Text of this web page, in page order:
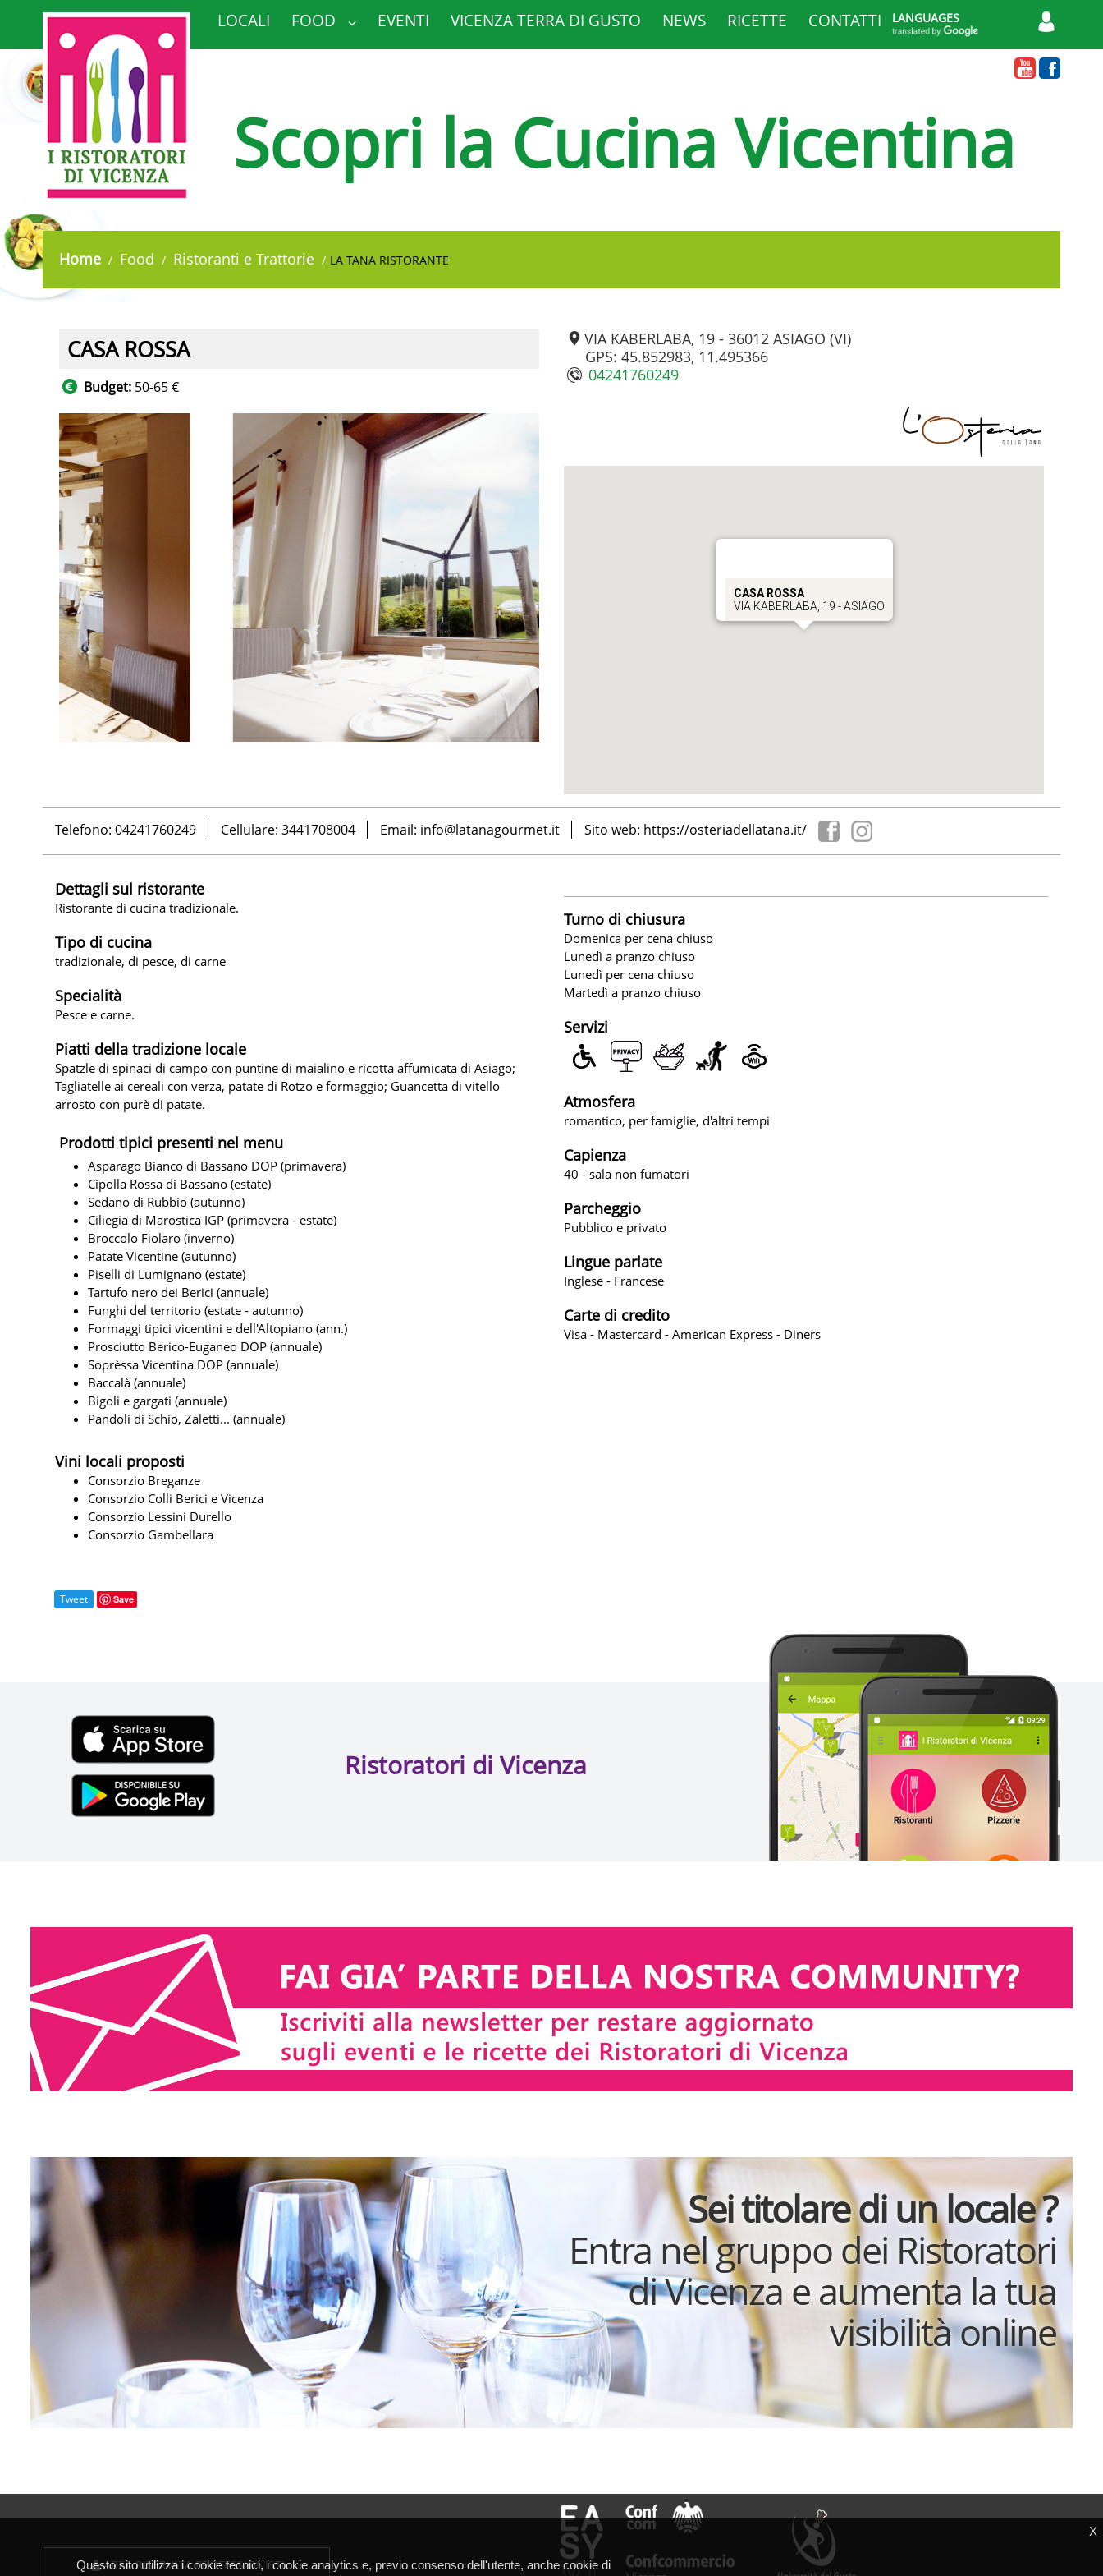
X
Questo sito utilizza i cookie tecnici, i cookie analytics e, previo consenso dell'utente, anche cookie di
LOCALI FOOD EVENTI VICENZA TERRA DI GUSTO NEWS RICETTE CONTATTI LANGUAGES
Scopri la Cucina Vicentina
Home Food Ristoranti e Trattorie LA TANA RISTORANTE
CASA ROSSA
Budget: 50-65 €
VIA KABERLABA, 19 - 36012 ASIAGO (VI)
GPS: 45.852983, 11.495366
04241760249
CASA ROSSA
VIA KABERLABA, 19 - ASIAGO
Telefono: 04241760249 Cellulare: 3441708004 Email: info@latanagourmet.it Sito web: https://osteriadellatana.it/
Dettagli sul ristorante
Ristorante di cucina tradizionale.
Tipo di cucina
tradizionale, di pesce, di carne
Specialità
Pesce e carne.
Piatti della tradizione locale
Spatzle di spinaci di campo con puntine di maialino e ricotta affumicata di Asiago;
Tagliatelle ai cereali con verza, patate di Rotzo e formaggio; Guancetta di vitello
arrosto con purè di patate.
Prodotti tipici presenti nel menu
Asparago Bianco di Bassano DOP (primavera)
Cipolla Rossa di Bassano (estate)
Sedano di Rubbio (autunno)
Ciliegia di Marostica IGP (primavera - estate)
Broccolo Fiolaro (inverno)
Patate Vicentine (autunno)
Piselli di Lumignano (estate)
Tartufo nero dei Berici (annuale)
Funghi del territorio (estate - autunno)
Formaggi tipici vicentini e dell'Altopiano (ann.)
Prosciutto Berico-Euganeo DOP (annuale)
Soprèssa Vicentina DOP (annuale)
Baccalà (annuale)
Bigoli e gargati (annuale)
Pandoli di Schio, Zaletti... (annuale)
Vini locali proposti
Consorzio Breganze
Consorzio Colli Berici e Vicenza
Consorzio Lessini Durello
Consorzio Gambellara
Turno di chiusura
Domenica per cena chiuso
Lunedì a pranzo chiuso
Lunedì per cena chiuso
Martedì a pranzo chiuso
Servizi
Atmosfera
romantico, per famiglie, d'altri tempi
Capienza
40 - sala non fumatori
Parcheggio
Pubblico e privato
Lingue parlate
Inglese - Francese
Carte di credito
Visa - Mastercard - American Express - Diners
Tweet Save
Ristoratori di Vicenza
Sei titolare di un locale ?
Entra nel gruppo dei Ristoratori
di Vicenza e aumenta la tua
visibilità online
AREA RISERVATA PROFESSIONISTI